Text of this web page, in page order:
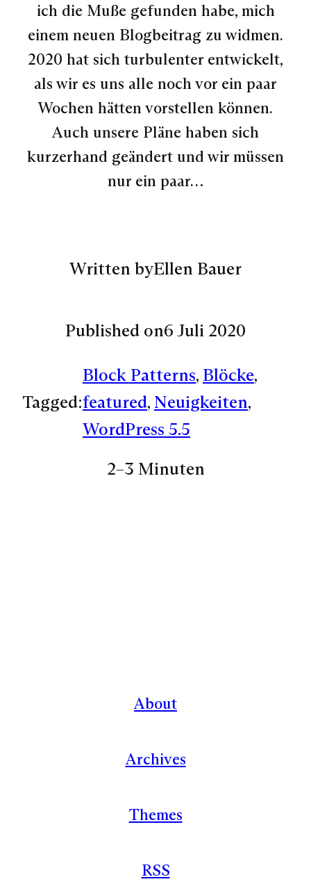
ich die Muße gefunden habe, mich
einem neuen Blogbeitrag zu widmen.
2020 hat sich turbulenter entwickelt,
als wir es uns alle noch vor ein paar
Wochen hätten vorstellen können.
Auch unsere Pläne haben sich
kurzerhand geändert und wir müssen
nur ein paar…
Written byEllen Bauer
Published on6 Juli 2020
Tagged:
Block Patterns, Blöcke
featured, Neuigkeiten
WordPress 5.5
2–3 Minuten
About
Archives
Themes
RSS